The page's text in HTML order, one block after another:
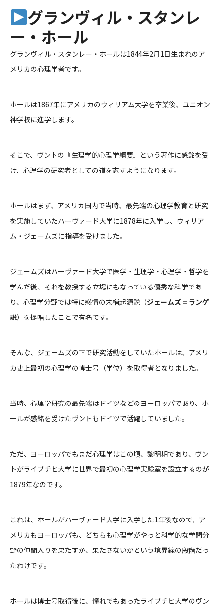
グランヴィル・スタンレ
ー・ホール
グランヴィル・スタンレー・ホールは1844年2月1日生まれのア
メリカの心理学者です。
ホールは1867年にアメリカのウィリアム大学を卒業後、ユニオン
神学校に進学します。
そこで、 ヴントの『生理学的心理学綱要』という著作に感銘を受
け、心理学の研究者としての道を志すようになります。
ホールはまず、アメリカ国内で当時、最先端の心理学教育と研究
を実施していたハーヴァード大学に1878年に入学し、ウィリア
ム・ジェームズに指導を受けました。
ジェームズはハーヴァード大学で医学・生理学・心理学・哲学を
学んだ後、それを教授する立場にもなっている優秀な科学であ
り、心理学分野では特に感情の末梢起源説（ジェームズ = ランゲ
説）を提唱したことで有名です。
そんな、ジェームズの下で研究活動をしていたホールは、アメリ
カ史上最初の心理学の博士号（学位）を取得者となりました。
当時、心理学研究の最先端はドイツなどのヨーロッパであり、ホ
ールが感銘を受けたヴントもドイツで活躍していました。
ただ、ヨーロッパでもまだ心理学はこの頃、黎明期であり、ヴン
トがライプチヒ大学に世界で最初の心理学実験室を設立するのが
1879年なのです。
これは、ホールがハーヴァード大学に入学した1年後なので、ア
メリカもヨーロッパも、どちらも心理学がやっと科学的な学問分
野の仲間入りを果たすか、果たさないかという境界線の段階だっ
たわけです。
ホールは博士号取得後に、憧れでもあったライプチヒ大学のヴン